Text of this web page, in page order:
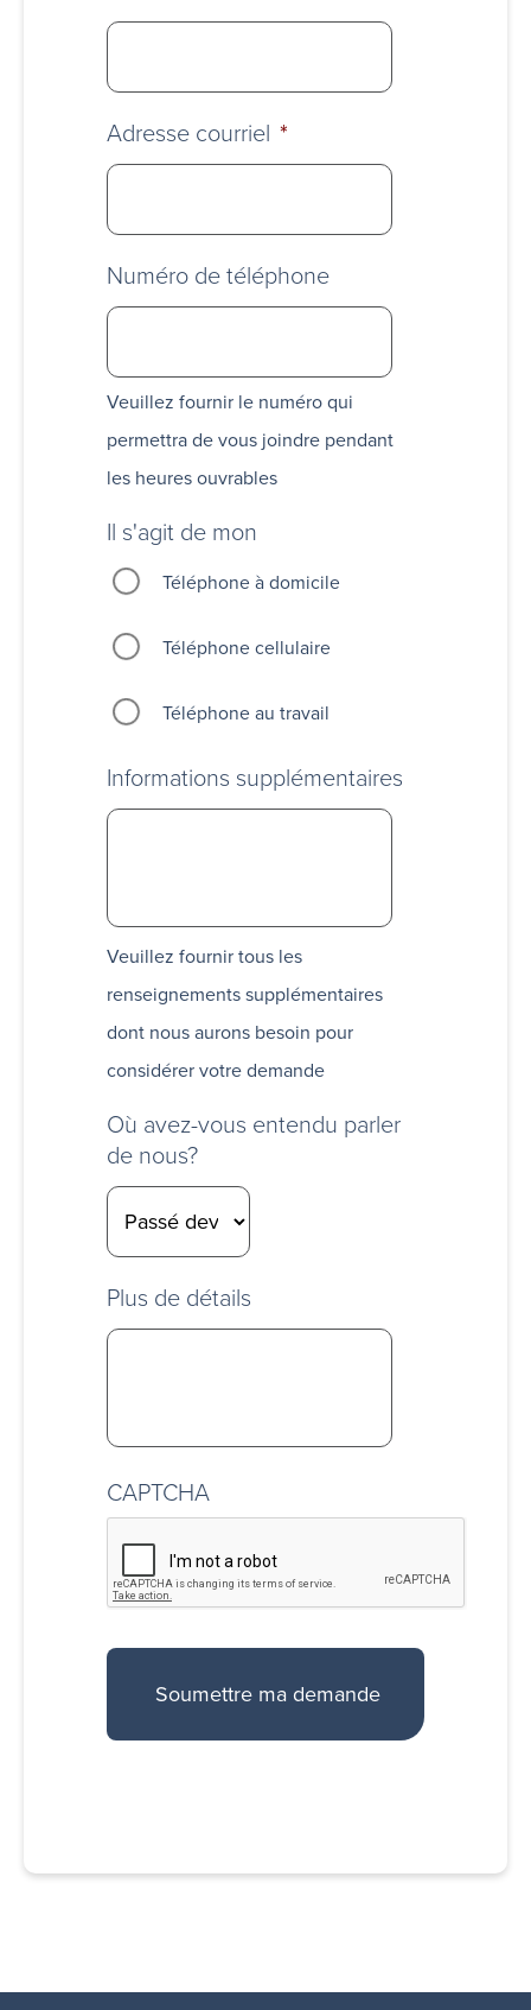
Adresse courriel *
Numéro de téléphone
Veuillez fournir le numéro qui
permettra de vous joindre pendant
les heures ouvrables
Il s'agit de mon
Téléphone à domicile
Téléphone cellulaire
Téléphone au travail
Informations supplémentaires
Veuillez fournir tous les
renseignements supplémentaires
dont nous aurons besoin pour
considérer votre demande
Où avez-vous entendu parler
de nous?
Plus de détails
CAPTCHA